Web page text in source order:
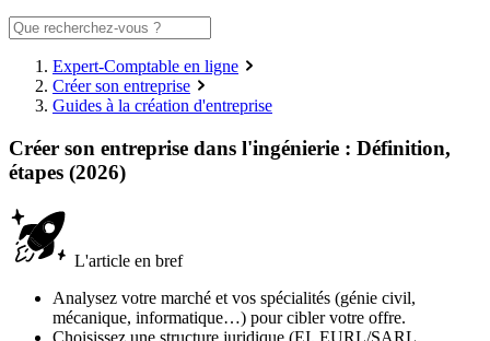
Expert-Comptable en ligne
Créer son entreprise
Guides à la création d'entreprise
Créer son entreprise dans l'ingénierie : Définition,
étapes (2026)
L'article en bref
Analysez votre marché et vos spécialités (génie civil,
mécanique, informatique…) pour cibler votre offre.
Choisissez une structure juridique (EI, EURL/SARL,